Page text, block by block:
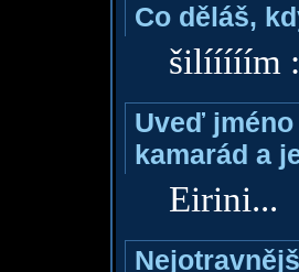
Co děláš,
šilííííím
Uveď
kamarád a
Eirini...